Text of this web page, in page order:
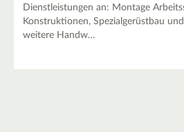
Dienstleistungen an: Montage
Konstruktionen, Spezialgerüstbau
weitere Handw…